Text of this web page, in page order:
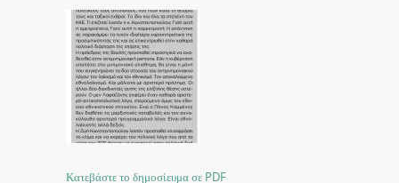
Κατεβάστε το δημοσίευμα σε PDF